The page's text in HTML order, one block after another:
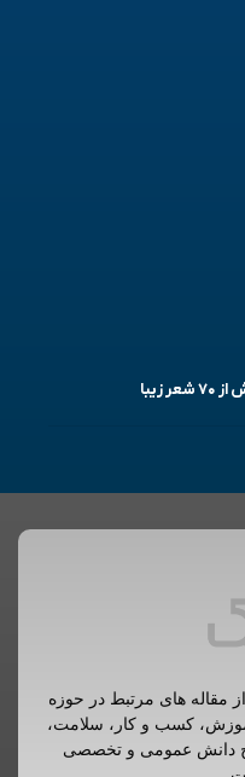
مقاله های مرتبط در حوزه
کسب و کار، سلامت،
دانش عمومی و تخصصی